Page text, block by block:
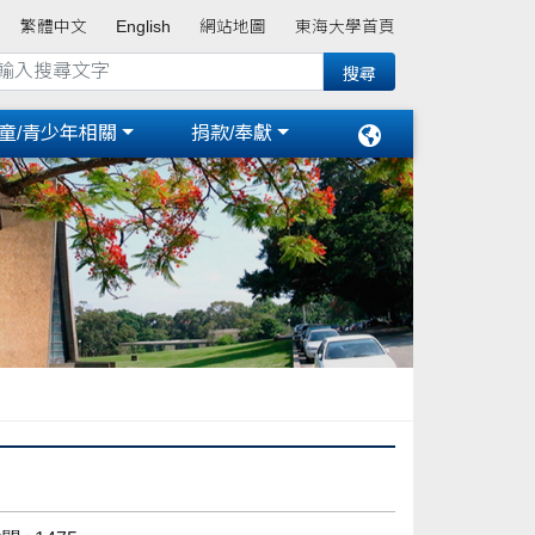
繁體中文 English 網站地圖 東海大學首頁
/青少年相關 捐款/奉獻